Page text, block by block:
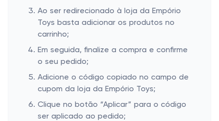
Ao ser redirecionado à loja da Empório
Toys basta adicionar os produtos no
carrinho;
Em seguida, finalize a compra e confirme
o seu pedido;
Adicione o código copiado no campo de
cupom da loja da Empório Toys;
Clique no botão “Aplicar” para o código
ser aplicado ao pedido;